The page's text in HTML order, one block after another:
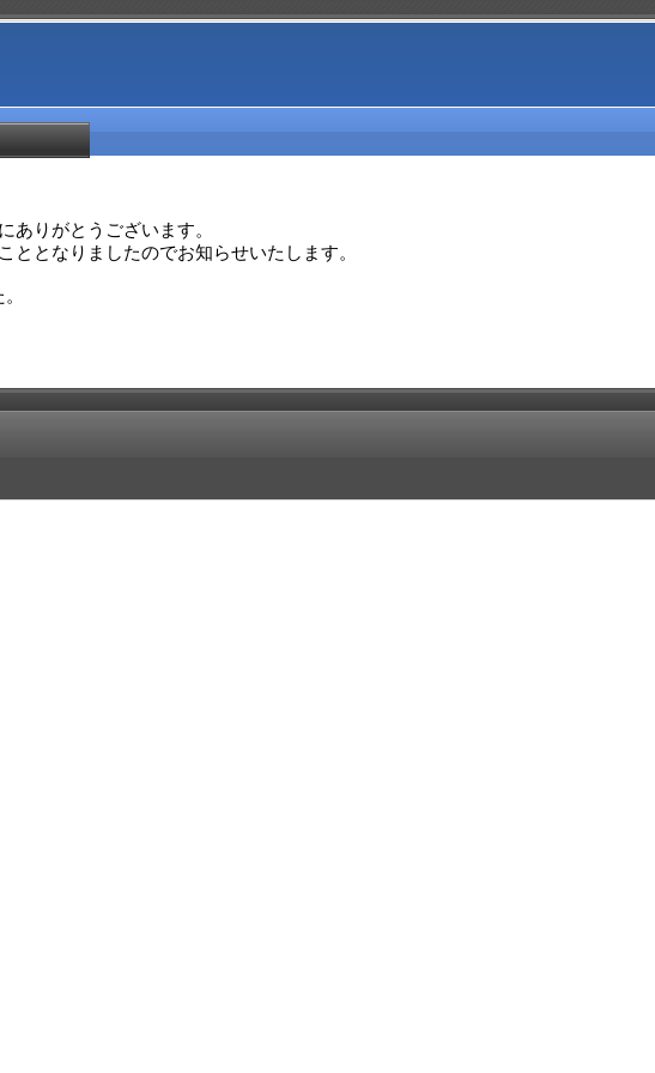
ありがとうございます。
ととなりましたのでお知らせいたします。